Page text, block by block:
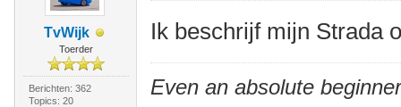
TvWijk
Toerder
Berichten: 362
Topics: 20
Ik beschrijf mijn Strada
Even an absolute